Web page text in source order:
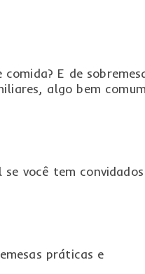
E de
algo bem
você tem
práticas e